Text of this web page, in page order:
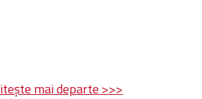
mai departe >>>